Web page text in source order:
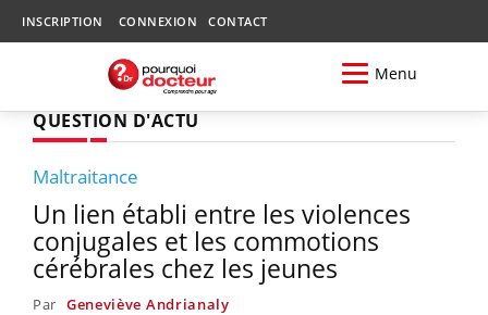
INSCRIPTION CONNEXION CONTACT
Menu
QUESTION D'ACTU
Maltraitance
Un lien établi entre les violences
conjugales et les commotions
cérébrales chez les jeunes
Par Geneviève Andrianaly